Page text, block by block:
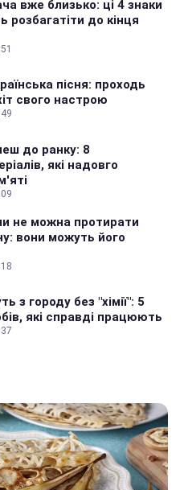
вже близько: ці 4 знаки
розбагатіти до кінця
пісня: проходь
свого настрою
до ранку: 8
які надовго
не можна протирати
вони можуть його
з городу без "хімії": 5
які справді працюють